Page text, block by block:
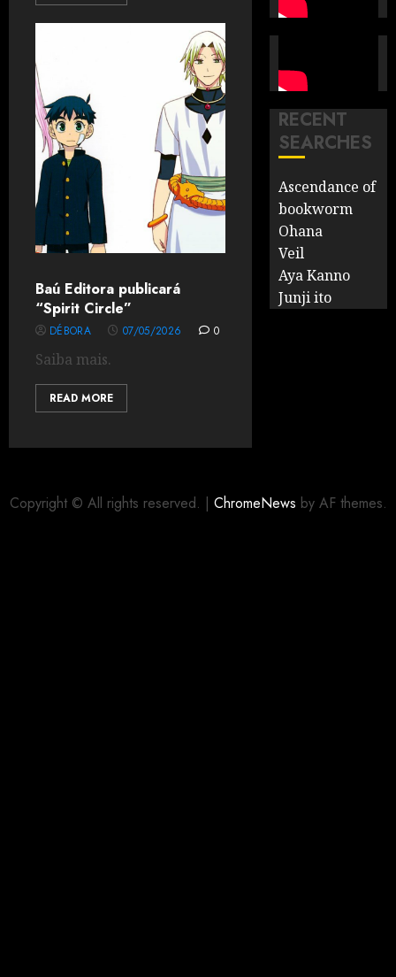
Baú Editora publicará
“Spirit Circle”
DÉBORA 07/05/2026 0
Saiba mais.
READ MORE
RECENT
SEARCHES
Ascendance of
bookworm
Ohana
Veil
Aya Kanno
Junji ito
Copyright © All rights reserved. | ChromeNews by AF themes.